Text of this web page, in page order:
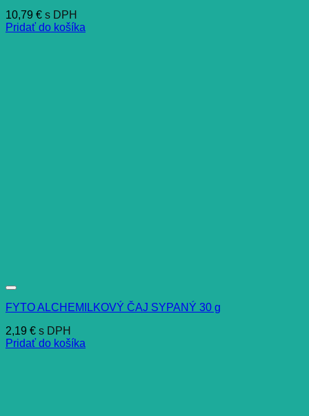
10,79 € s DPH
Pridať do košíka
FYTO ALCHEMILKOVÝ ČAJ SYPANÝ 30 g
2,19 € s DPH
Pridať do košíka